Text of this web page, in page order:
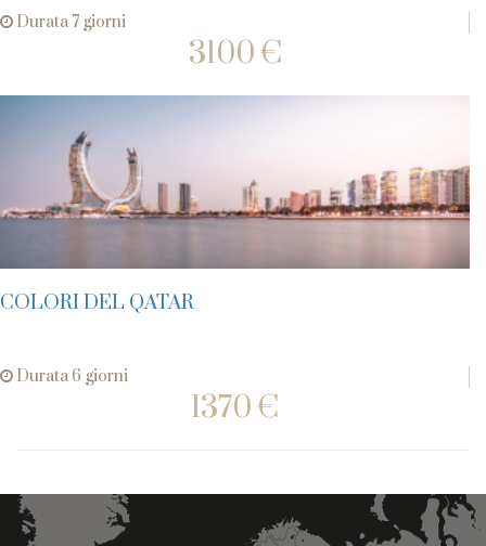
Durata 7 giorni
3100 €
COLORI DEL QATAR
Durata 6 giorni
1370 €